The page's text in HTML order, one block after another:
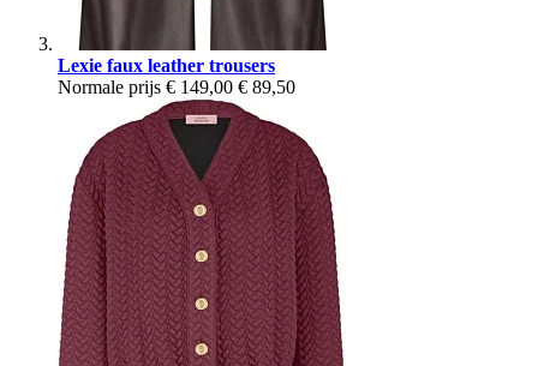
Lexie faux leather trousers
Normale prijs € 149,00 € 89,50